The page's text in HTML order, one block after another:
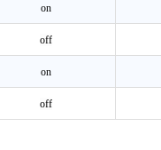
on
off
on
off